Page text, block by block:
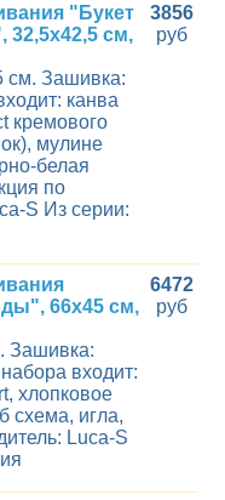
"Букет
см,
см. Зашивка:
канва
кремового
мулине
белая
по
S Из серии:
3856
руб
66х45 см,
Зашивка:
входит:
хлопковое
схема, игла,
Luca-S
6472
руб